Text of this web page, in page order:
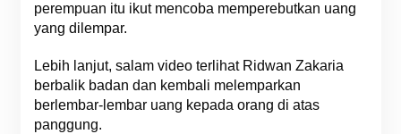
perempuan itu ikut mencoba memperebutkan uang
yang dilempar.
Lebih lanjut, salam video terlihat Ridwan Zakaria
berbalik badan dan kembali melemparkan
berlembar-lembar uang kepada orang di atas
panggung.